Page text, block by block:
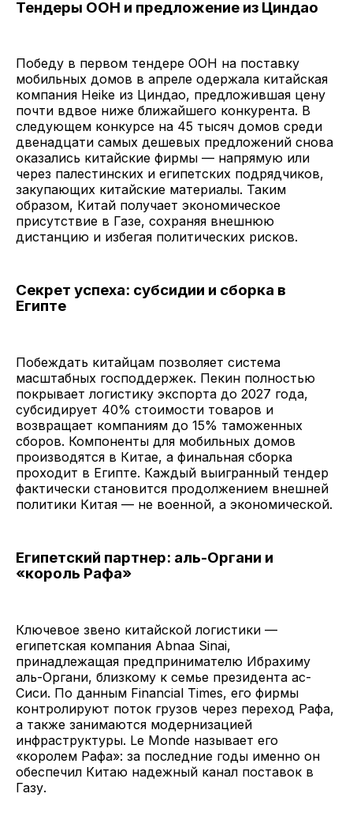
Тендеры ООН и предложение из Циндао
Победу в первом тендере ООН на поставку
мобильных домов в апреле одержала китайская
компания Heike из Циндао, предложившая цену
почти вдвое ниже ближайшего конкурента. В
следующем конкурсе на 45 тысяч домов среди
двенадцати самых дешевых предложений снова
оказались китайские фирмы — напрямую или
через палестинских и египетских подрядчиков,
закупающих китайские материалы. Таким
образом, Китай получает экономическое
присутствие в Газе, сохраняя внешнюю
дистанцию и избегая политических рисков.
Секрет успеха: субсидии и сборка в
Египте
Побеждать китайцам позволяет система
масштабных господдержек. Пекин полностью
покрывает логистику экспорта до 2027 года,
субсидирует 40% стоимости товаров и
возвращает компаниям до 15% таможенных
сборов. Компоненты для мобильных домов
производятся в Китае, а финальная сборка
проходит в Египте. Каждый выигранный тендер
фактически становится продолжением внешней
политики Китая — не военной, а экономической.
Египетский партнер: аль-Органи и
«король Рафа»
Ключевое звено китайской логистики —
египетская компания Abnaa Sinai,
принадлежащая предпринимателю Ибрахиму
аль-Органи, близкому к семье президента ас-
Сиси. По данным Financial Times, его фирмы
контролируют поток грузов через переход Рафа,
а также занимаются модернизацией
инфраструктуры. Le Monde называет его
«королем Рафа»: за последние годы именно он
обеспечил Китаю надежный канал поставок в
Газу.